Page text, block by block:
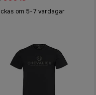
om 5-7 vardagar